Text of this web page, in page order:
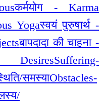
कर्मयोग - Karma
Yogaस्वयं पुरुषार्थ -
बापदादा की चाहना -
Suffering-
समस्याObstacles-